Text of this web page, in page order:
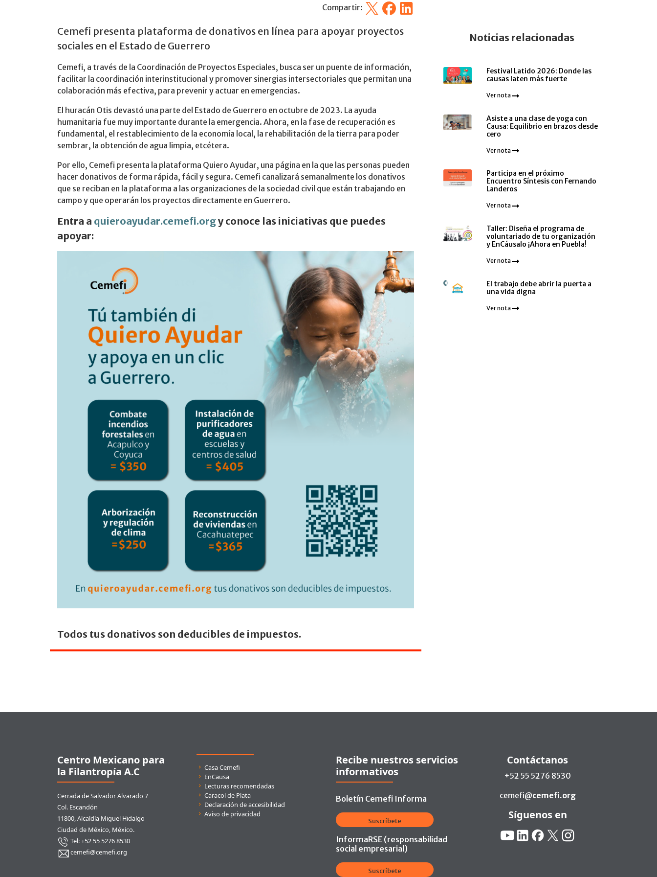
Compartir: X FacebookLinkedin
Cemefi presenta plataforma de donativos en línea para apoyar proyectos
sociales en el Estado de Guerrero
Cemefi, a través de la Coordinación de Proyectos Especiales, busca ser un puente de información,
facilitar la coordinación interinstitucional y promover sinergias intersectoriales que permitan una
colaboración más efectiva, para prevenir y actuar en emergencias.
El huracán Otis devastó una parte del Estado de Guerrero en octubre de 2023. La ayuda
humanitaria fue muy importante durante la emergencia. Ahora, en la fase de recuperación es
fundamental, el restablecimiento de la economía local, la rehabilitación de la tierra para poder
sembrar, la obtención de agua limpia, etcétera.
Por ello, Cemefi presenta la plataforma Quiero Ayudar, una página en la que las personas pueden
hacer donativos de forma rápida, fácil y segura. Cemefi canalizará semanalmente los donativos
que se reciban en la plataforma a las organizaciones de la sociedad civil que están trabajando en
campo y que operarán los proyectos directamente en Guerrero.
Entra a quieroayudar.cemefi.orgy conoce las iniciativas que puedes
apoyar:
Todos tus donativos son deducibles de impuestos.
Noticias relacionadas
Festival Latido 2026: Donde las
causas laten más fuerte
Ver nota
Asiste a una clase de yoga con
Causa: Equilibrio en brazos desde
cero
Ver nota
Participa en el próximo
Encuentro Síntesis con Fernando
Landeros
Ver nota
Taller: Diseña el programa de
voluntariado de tu organización
y EnCáusalo ¡Ahora en Puebla!
Ver nota
El trabajo debe abrir la puerta a
una vida digna
Ver nota
Centro Mexicano para
la Filantropía A.C
Cerrada de Salvador Alvarado 7
Col. Escandón
11800, Alcaldía Miguel Hidalgo
Ciudad de México, México.
Tel: +52 55 5276 8530
cemefi@cemefi.org
Enlaces rápidos
Casa Cemefi
EnCausa
Lecturas recomendadas
Caracol de Plata
Declaración de accesibilidad
Aviso de privacidad
Recibe nuestros servicios
informativos
Boletín Cemefi Informa
Suscríbete
InformaRSE (responsabilidad
social empresarial)
Suscríbete
Contáctanos
+52 55 5276 8530
cemefi@cemefi.org
Síguenos en
Redes Sociales:
YouTubeLinkedinFacebook
X Instagram